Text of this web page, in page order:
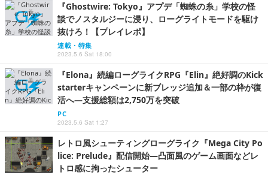
『Ghostwire: Tokyo』アプデ「蜘蛛の糸」学校の怪
談でノスタルジーに浸り、ローグライトモードを駆け
抜けろ！【プレイレポ】
連載・特集
2023.5.6 Sat 18:00
『Elona』続編ローグライクRPG『Elin』絶好調のKick
starterキャンペーンに新ブレッジ追加＆一部の枠が復
活へ―支援総額は2,750万を突破
PC
2023.5.6 Sat 1:27
レトロ風シューティングローグライク『Mega City Po
lice: Prelude』配信開始―凸面風のゲーム画面などレ
トロ感に拘ったシューター